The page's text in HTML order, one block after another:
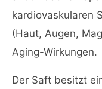
kardiovaskularen
(Haut, Augen,
Aging-Wirkungen.
Der Saft besitzt